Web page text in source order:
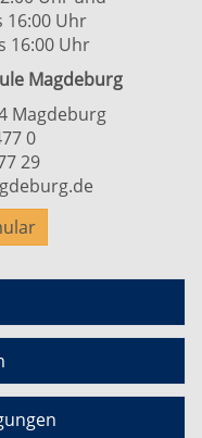
Uhr
16:00 Uhr
Magdeburg
Magdeburg
0
29